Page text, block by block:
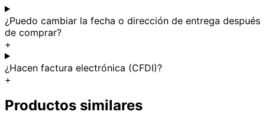
¿Puedo cambiar la fecha o dirección de entrega después
de comprar?
+
¿Hacen factura electrónica (CFDI)?
+
Productos similares